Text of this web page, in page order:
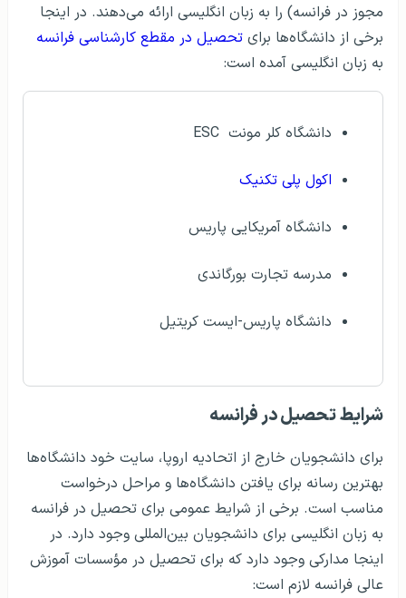
مجوز در فرانسه) را به زبان انگلیسی ارائه می‌دهند. در اینجا
برخی از دانشگاه‌‌ها برای تحصیل در مقطع کارشناسی فرانسه
به زبان انگلیسی آمده است:
‌دانشگاه کلر مونت ESC
اکول پلی تکنیک
دانشگاه آمریکایی پاریس
مدرسه تجارت بورگاندی
دانشگاه پاریس-ایست کریتیل
شرایط تحصیل در فرانسه
برای دانشجویان خارج از اتحادیه اروپا، سایت خود دانشگاه‌ها
بهترین رسانه برای یافتن دانشگاه‌ها و مراحل درخواست
مناسب است. برخی از شرایط عمومی برای تحصیل در فرانسه
به زبان انگلیسی برای دانشجویان بین‌المللی وجود دارد. در
اینجا مدارکی وجود دارد که برای تحصیل در مؤسسات آموزش
عالی فرانسه لازم است: